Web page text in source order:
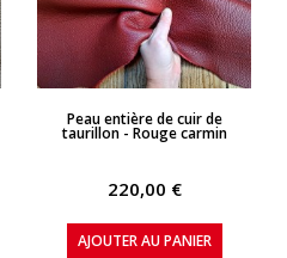
APERÇU RAPIDE
Peau entière de cuir de
taurillon - Rouge carmin
220,00 €
AJOUTER AU PANIER